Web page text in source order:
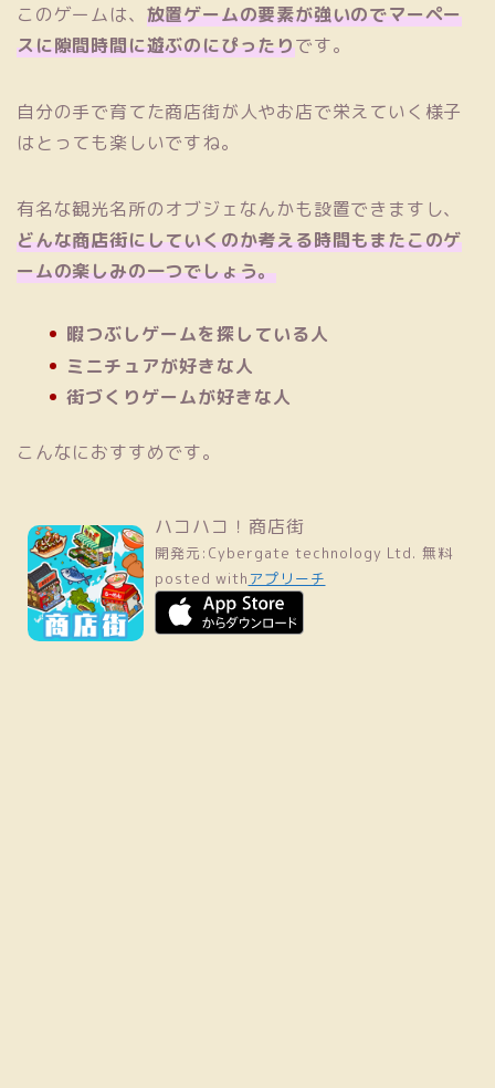
このゲームは、 放置ゲームの要素が強いのでマーペー
スに隙間時間に遊ぶのにぴったりです。
自分の手で育てた商店街が人やお店で栄えていく様子
はとっても楽しいですね。
有名な観光名所のオブジェなんかも設置できますし、
どんな商店街にしていくのか考える時間もまたこのゲ
ームの楽しみの一つでしょう。
暇つぶしゲームを探している人
ミニチュアが好きな人
街づくりゲームが好きな人
こんなにおすすめです。
ハコハコ！商店街
開発元: Cybergate technology Ltd. 無料
posted with アプリーチ